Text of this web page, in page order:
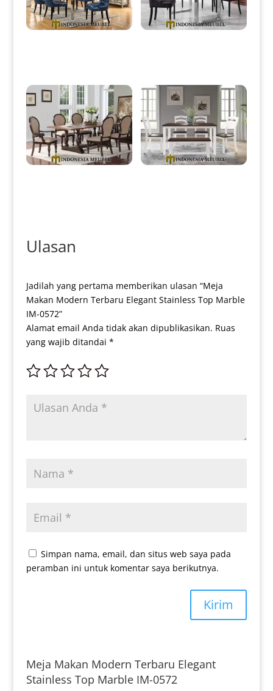
Ulasan
Jadilah yang pertama memberikan ulasan “Meja
Makan Modern Terbaru Elegant Stainless Top Marble
IM-0572”
Alamat email Anda tidak akan dipublikasikan. Ruas
yang wajib ditandai *
Simpan nama, email, dan situs web saya pada
peramban ini untuk komentar saya berikutnya.
Kirim
Meja Makan Modern Terbaru Elegant
Stainless Top Marble IM-0572